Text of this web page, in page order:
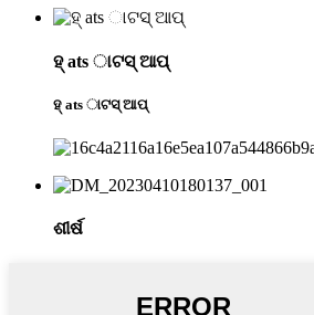
ହ୍ ats ାଟସ୍ ଆପ୍
ହ୍ ats ାଟସ୍ ଆପ୍
ଶୀର୍ଷ